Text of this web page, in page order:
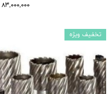
۸۳,۰۰۰,۰۰۰ تومان
تخفیف ویژه